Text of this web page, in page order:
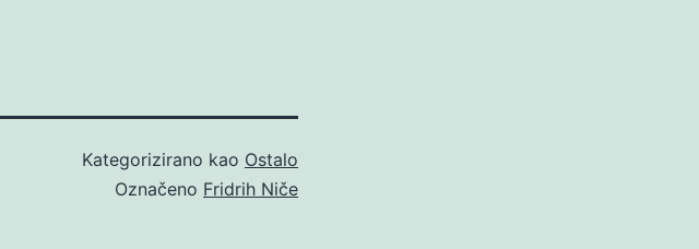
Kategorizirano kao Ostalo
Označeno Fridrih Niče